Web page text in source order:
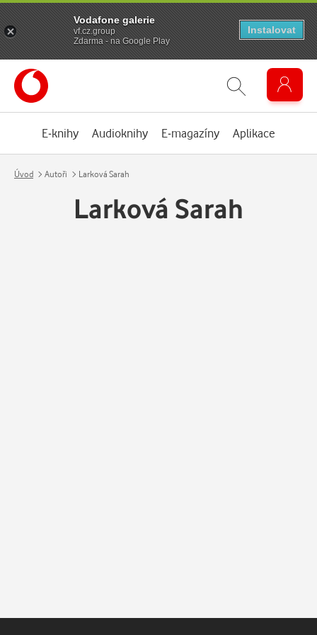
E-knihy Audioknihy E-magazíny Aplikace
Úvod Autoři Larková Sarah
Larková Sarah
Vodafone galerie
vf.cz.group
Zdarma - na Google Play
Instalovat